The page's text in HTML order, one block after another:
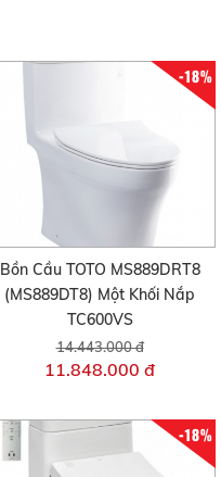
-18%
Bồn Cầu TOTO MS889DRT8
(MS889DT8) Một Khối Nắp
TC600VS
14.443.000 đ
11.848.000 đ
-18%